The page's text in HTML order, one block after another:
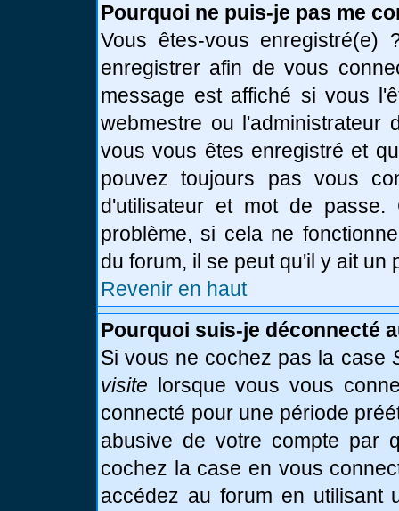
Pourquoi ne puis-je pas me
Vous êtes-vous enregistré(e)
enregistrer afin de vous
message est affiché si vous
webmestre ou l'administrateur
vous vous êtes enregistré et
pouvez toujours pas vous
d'utilisateur et mot de
problème, si cela ne
du forum, il se peut qu'il y ait un
Revenir en haut
Pourquoi suis-je déconnecté
Si vous ne cochez pas la case
visite lorsque vous vous
connecté pour une période
abusive de votre compte par
cochez la case en vous
accédez au forum en utilisant